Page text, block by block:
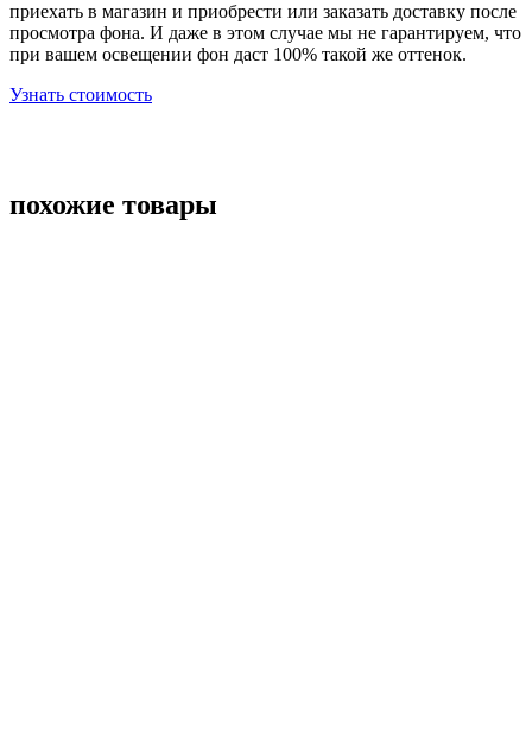
приехать в магазин и приобрести или заказать доставку после
просмотра фона. И даже в этом случае мы не гарантируем, что
при вашем освещении фон даст 100% такой же оттенок.
Узнать стоимость
похожие товары